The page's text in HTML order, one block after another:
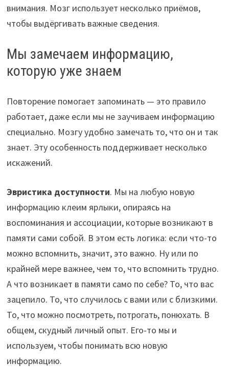
внимания. Мозг использует несколько приёмов,
чтобы выдёргивать важные сведения.
Мы замечаем информацию,
которую уже знаем
Повторение помогает запоминать — это правило
работает, даже если мы не заучиваем информацию
специально. Мозгу удобно замечать то, что он и так
знает. Эту особенность поддерживает несколько
искажений.
Эвристика доступности. Мы на любую новую
информацию клеим ярлыки, опираясь на
воспоминания и ассоциации, которые возникают в
памяти сами собой. В этом есть логика: если что-то
можно вспомнить, значит, это важно. Ну или по
крайней мере важнее, чем то, что вспомнить трудно.
А что возникает в памяти само по себе? То, что вас
зацепило. То, что случилось с вами или с близкими.
То, что можно посмотреть, потрогать, понюхать. В
общем, скудный личный опыт. Его-то мы и
используем, чтобы понимать всю новую
информацию.